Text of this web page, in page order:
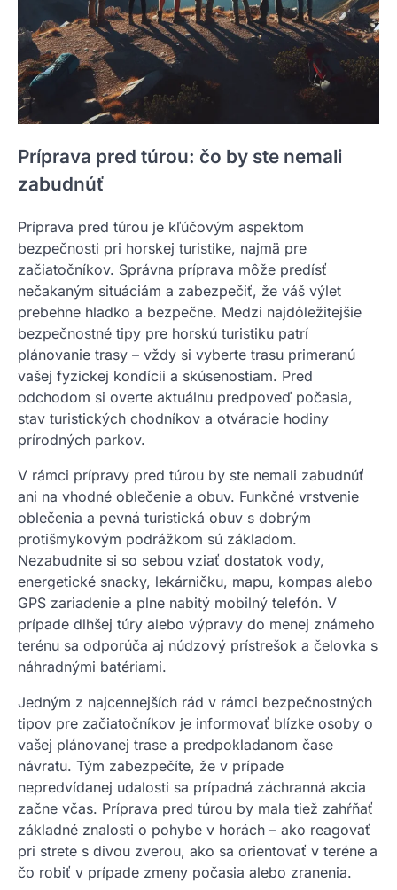
Príprava pred túrou: čo by ste nemali
zabudnúť
Príprava pred túrou je kľúčovým aspektom
bezpečnosti pri horskej turistike, najmä pre
začiatočníkov. Správna príprava môže predísť
nečakaným situáciám a zabezpečiť, že váš výlet
prebehne hladko a bezpečne. Medzi najdôležitejšie
bezpečnostné tipy pre horskú turistiku patrí
plánovanie trasy – vždy si vyberte trasu primeranú
vašej fyzickej kondícii a skúsenostiam. Pred
odchodom si overte aktuálnu predpoveď počasia,
stav turistických chodníkov a otváracie hodiny
prírodných parkov.
V rámci prípravy pred túrou by ste nemali zabudnúť
ani na vhodné oblečenie a obuv. Funkčné vrstvenie
oblečenia a pevná turistická obuv s dobrým
protišmykovým podrážkom sú základom.
Nezabudnite si so sebou vziať dostatok vody,
energetické snacky, lekárničku, mapu, kompas alebo
GPS zariadenie a plne nabitý mobilný telefón. V
prípade dlhšej túry alebo výpravy do menej známeho
terénu sa odporúča aj núdzový prístrešok a čelovka s
náhradnými batériami.
Jedným z najcennejších rád v rámci bezpečnostných
tipov pre začiatočníkov je informovať blízke osoby o
vašej plánovanej trase a predpokladanom čase
návratu. Tým zabezpečíte, že v prípade
nepredvídanej udalosti sa prípadná záchranná akcia
začne včas. Príprava pred túrou by mala tiež zahŕňať
základné znalosti o pohybe v horách – ako reagovať
pri strete s divou zverou, ako sa orientovať v teréne a
čo robiť v prípade zmeny počasia alebo zranenia.